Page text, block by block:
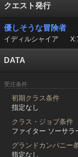
クエスト発行
優しそうな冒険者
イディルシャイア
DATA
受注条件
初期クラス条件
指定なし
クラス・ジョブ条件
ファイター ソーサラ
グランドカンパニー
指定なし